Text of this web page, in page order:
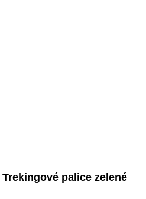
palice zelené